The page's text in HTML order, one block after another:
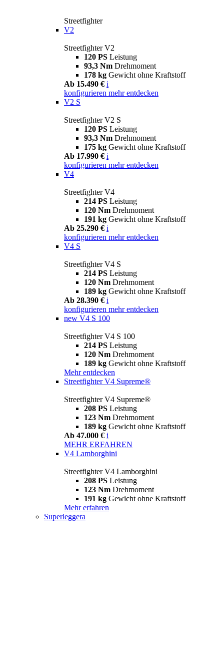
Streetfighter
V2
Streetfighter V2
120 PS Leistung
93,3 Nm Drehmoment
178 kg Gewicht ohne Kraftstoff
Ab 15.490 € i
konfigurieren mehr entdecken
V2 S
Streetfighter V2 S
120 PS Leistung
93,3 Nm Drehmoment
175 kg Gewicht ohne Kraftstoff
Ab 17.990 € i
konfigurieren mehr entdecken
V4
Streetfighter V4
214 PS Leistung
120 Nm Drehmoment
191 kg Gewicht ohne Kraftstoff
Ab 25.290 € i
konfigurieren mehr entdecken
V4 S
Streetfighter V4 S
214 PS Leistung
120 Nm Drehmoment
189 kg Gewicht ohne Kraftstoff
Ab 28.390 € i
konfigurieren mehr entdecken
new V4 S 100
Streetfighter V4 S 100
214 PS Leistung
120 Nm Drehmoment
189 kg Gewicht ohne Kraftstoff
Mehr entdecken
Streetfighter V4 Supreme®
Streetfighter V4 Supreme®
208 PS Leistung
123 Nm Drehmoment
189 kg Gewicht ohne Kraftstoff
Ab 47.000 € i
MEHR ERFAHREN
V4 Lamborghini
Streetfighter V4 Lamborghini
208 PS Leistung
123 Nm Drehmoment
191 kg Gewicht ohne Kraftstoff
Mehr erfahren
Superleggera